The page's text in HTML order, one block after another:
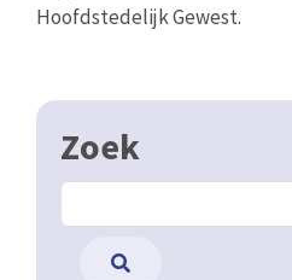
Hoofdstedelijk Gewest.
Zoek